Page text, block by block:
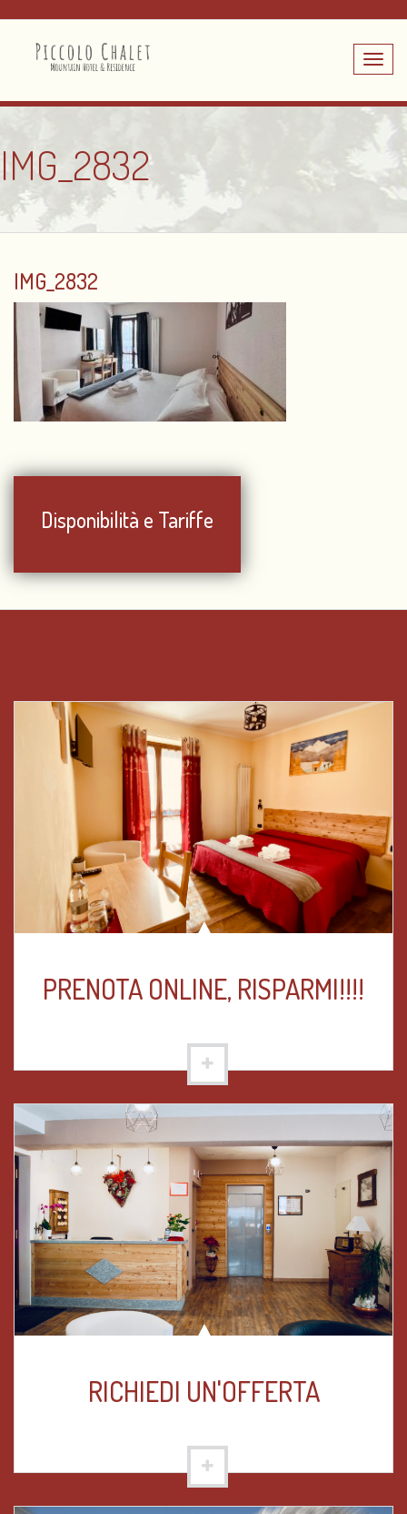
Toggle
IMG_2832
IMG_2832
Disponibilità e Tariffe
PRENOTA ONLINE, RISPARMI!!!!
RICHIEDI UN'OFFERTA